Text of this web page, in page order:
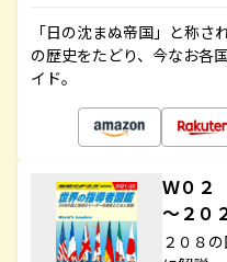
「日の沈まぬ帝国」と称
の歴史をたどり、今なお各
イド。
Ｗ０２
～２０
２０８